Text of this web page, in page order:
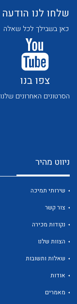
לכל מוצרי היצרן
לכל מוצרי היצרן
שלחו לנו הודעה
כאן בשבילך לכל שאלה
צפו בנו
הסרטונים האחרונים שלנו
ניווט מהיר
שירותי תמיכה
צור קשר
נקודות מכירה
הצוות שלנו
שאלות ותשובות
אודות
מאמרים